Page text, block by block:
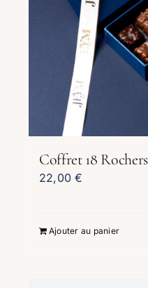
Coffret 18
22,00€
Ajouter au panier